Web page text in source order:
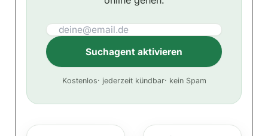
Suchagent aktivieren
t
Kostenlos· jederzeit kündbar· kein Spam